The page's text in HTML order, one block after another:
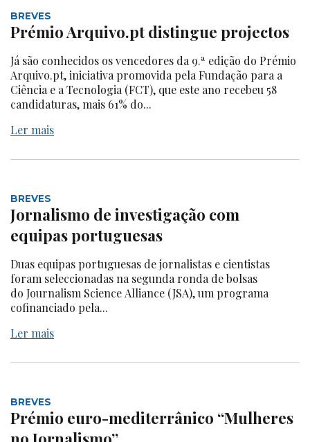
BREVES
Prémio Arquivo.pt distingue projectos
Já são conhecidos os vencedores da 9.ª edição do Prémio
Arquivo.pt, iniciativa promovida pela Fundação para a
Ciência e a Tecnologia (FCT), que este ano recebeu 58
candidaturas, mais 61% do...
Ler mais
BREVES
Jornalismo de investigação com
equipas portuguesas
Duas equipas portuguesas de jornalistas e cientistas
foram seleccionadas na segunda ronda de bolsas
do Journalism Science Alliance (JSA), um programa
cofinanciado pela...
Ler mais
BREVES
Prémio euro-mediterrânico “Mulheres